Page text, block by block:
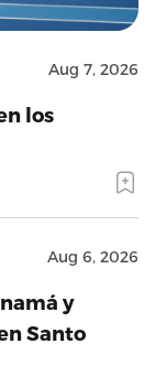
Aug 7, 2026
los
Aug 6, 2026
y
Santo